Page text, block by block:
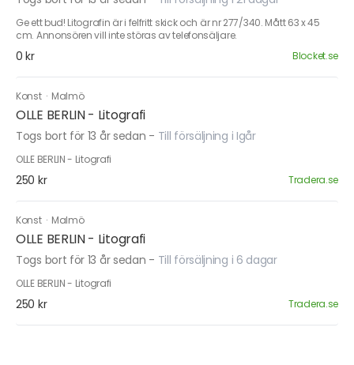
Ge ett bud! Litografin är i felfritt skick och är nr 277/340. Mått 63 x 45
cm. Annonsören vill inte störas av telefonsäljare.
0 kr Blocket.se
Konst · Malmö
OLLE BERLIN - Litografi
Togs bort för 13 år sedan - Till försäljning i Igår
OLLE BERLIN - Litografi
250 kr Tradera.se
Konst · Malmö
OLLE BERLIN - Litografi
Togs bort för 13 år sedan - Till försäljning i 6 dagar
OLLE BERLIN - Litografi
250 kr Tradera.se